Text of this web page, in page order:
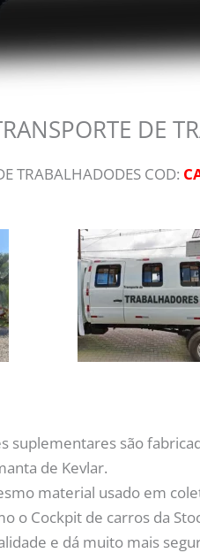
DE
TRABALHADODES COD:
suplementares são
de Kevlar.
material usado em
o Cockpit de carros da
e dá muito mais